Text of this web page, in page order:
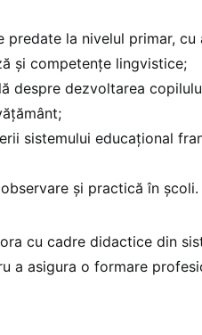
predate la nivelul primar, cu
și competențe lingvistice;
despre dezvoltarea
sistemului educațional
și practică în școli.
cu cadre didactice din
a asigura o formare